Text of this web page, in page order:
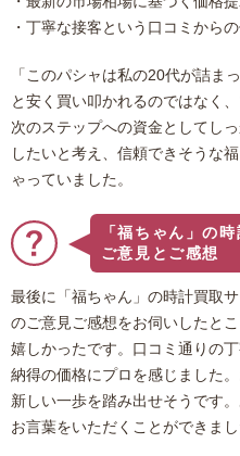
・丁寧な接客という口コミから
「このパシャは私の20代が詰ま
と安く買い叩かれるのではなく
次のステップへの資金としてし
したいと考え、信頼できそうな
ゃっていました。
「福ちゃん」の
ご意見とご感想
最後に「福ちゃん」の時計買取
のご意見ご感想をお伺いしたと
嬉しかったです。口コミ通りの
納得の価格にプロを感じました
新しい一歩を踏み出せそうです
お言葉をいただくことができまし